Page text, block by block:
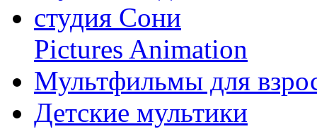
студия Сони
Pictures Animation
Мультфильмы для
Детские мультики